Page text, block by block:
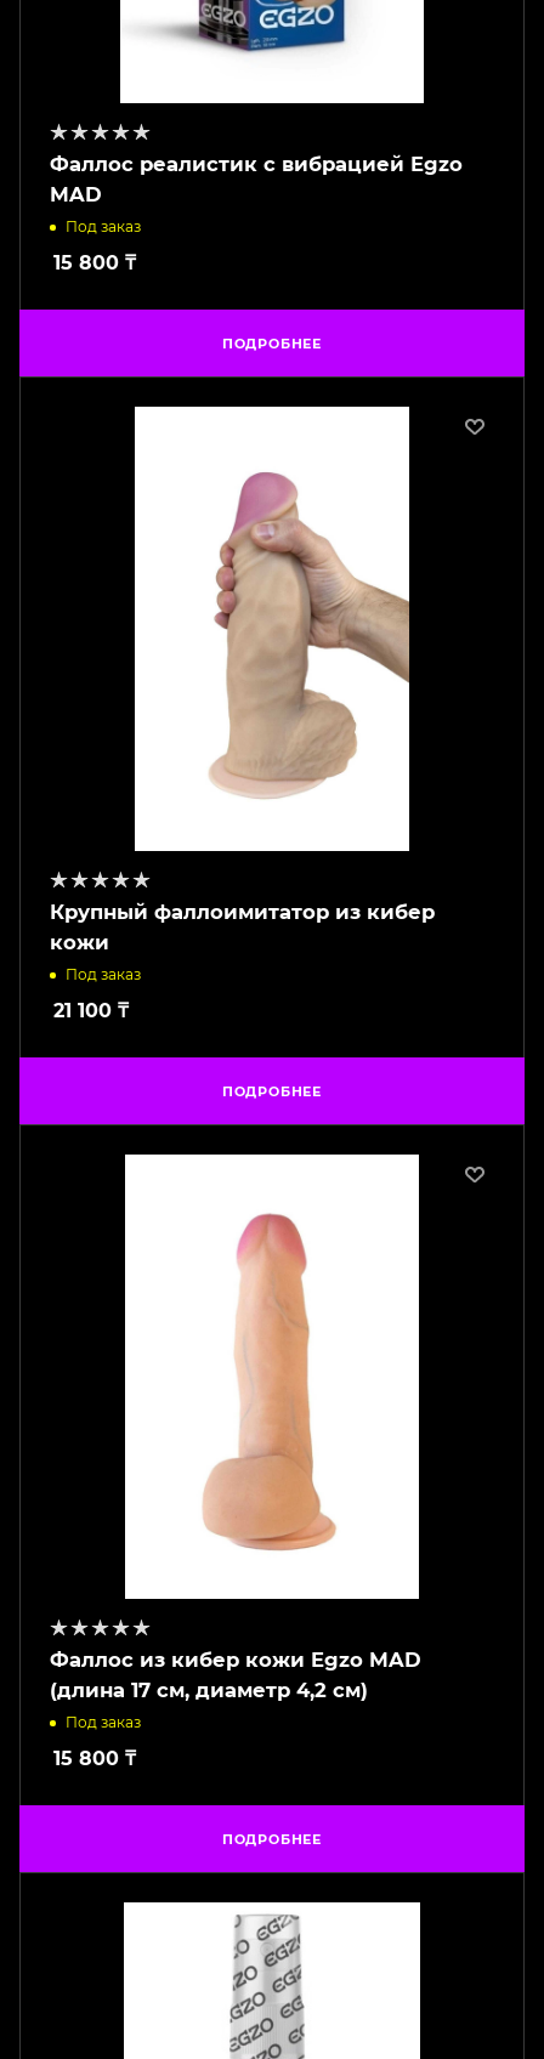
Фаллос реалистик с вибрацией Egzo
MAD
Под заказ
15 800 ₸
ПОДРОБНЕЕ
Крупный фаллоимитатор из кибер
кожи
Под заказ
21 100 ₸
ПОДРОБНЕЕ
Фаллос из кибер кожи Egzo MAD
(длина 17 см, диаметр 4,2 см)
Под заказ
15 800 ₸
ПОДРОБНЕЕ